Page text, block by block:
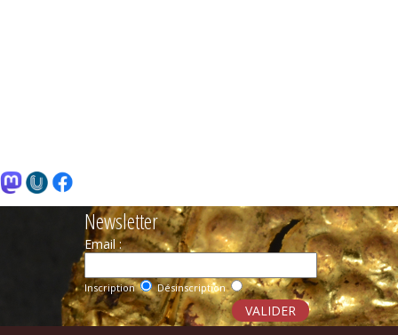
Newsletter
Email :
Inscription Désinscription